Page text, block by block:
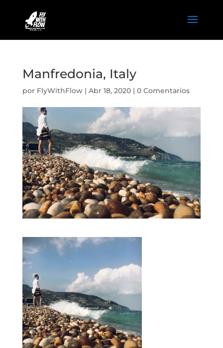
Manfredonia, Italy
por FlyWithFlow| Abr 18, 2020| 0 Comentarios